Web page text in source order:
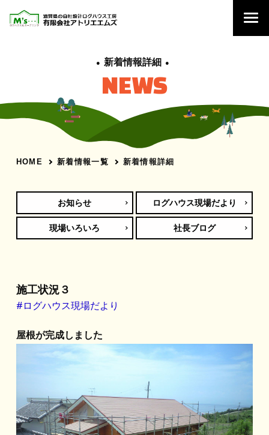
新着情報詳細
NEWS
HOME 新着情報一覧 新着情報詳細
お知らせ ログハウス現場だより
現場いろいろ 社長ブログ
施工状況３
#ログハウス現場だより
屋根が完成しました